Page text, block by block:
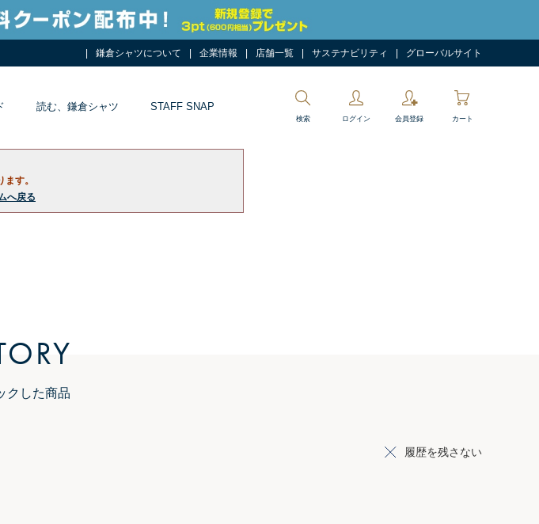
鎌倉シャツについて 企業情報 店舗一覧 サステナビリティ グローバルサイト
読む、鎌倉シャツ STAFF SNAP
検索 ログイン 会員登録 カート
す。
へ戻る
クした商品
履歴を残さない